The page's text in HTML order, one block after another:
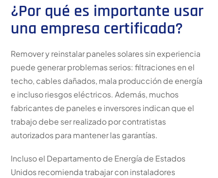
¿Por qué es importante usar
una empresa certificada?
Remover y reinstalar paneles solares sin experiencia
puede generar problemas serios: filtraciones en el
techo, cables dañados, mala producción de energía
e incluso riesgos eléctricos. Además, muchos
fabricantes de paneles e inversores indican que el
trabajo debe ser realizado por contratistas
autorizados para mantener las garantías.
Incluso el Departamento de Energía de Estados
Unidos recomienda trabajar con instaladores